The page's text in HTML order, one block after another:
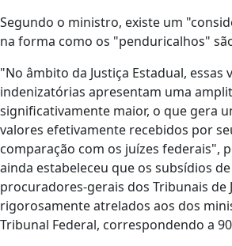
Segundo o ministro, existe um
na forma como os "penduricalhos"
"No âmbito da Justiça Estadual, essas
indenizatórias apresentam uma
significativamente maior, o que gera
valores efetivamente recebidos por
comparação com os juízes federais",
ainda estabeleceu que os subsídios
procuradores-gerais dos Tribunais de
rigorosamente atrelados aos dos
Tribunal Federal, correspondendo a